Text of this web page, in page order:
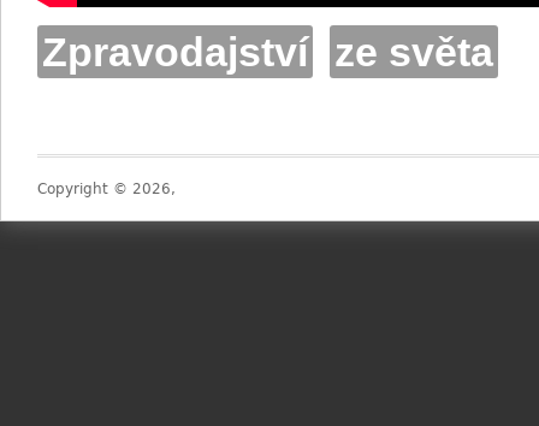
Zpravodajství ze světa
Copyright © 2026,